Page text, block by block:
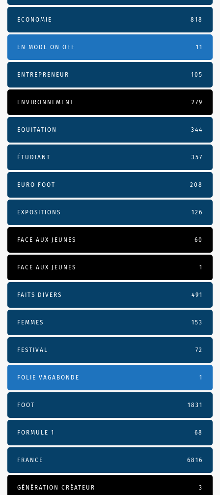
ECONOMIE 818
EN MODE ON OFF 11
ENTREPRENEUR 105
ENVIRONNEMENT 279
EQUITATION 344
ÉTUDIANT 357
EURO FOOT 208
EXPOSITIONS 126
FACE AUX JEUNES 60
FACE AUX JEUNES 1
FAITS DIVERS 491
FEMMES 153
FESTIVAL 72
FOLIE VAGABONDE 1
FOOT 1831
FORMULE 1 68
FRANCE 6816
GÉNÉRATION CRÉATEUR 3